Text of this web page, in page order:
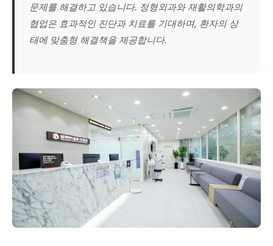
문제를 해결하고 있습니다. 정형외과와 재활의학과의
협업은 효과적인 진단과 치료를 기대하며, 환자의 상
태에 맞춤형 해결책을 제공합니다.